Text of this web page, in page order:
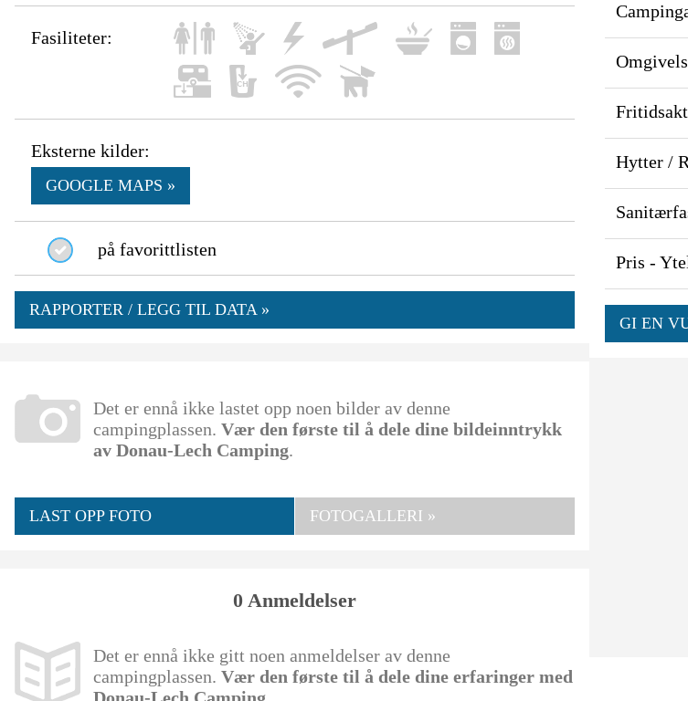
Fasiliteter:
Eksterne kilder:
GOOGLE MAPS »
på favorittlisten
RAPPORTER / LEGG TIL DATA »
Det er ennå ikke lastet opp noen bilder av denne
campingplassen.Vær den første til å dele dine bildeinntrykk
av Donau-Lech Camping.
LAST OPP FOTO FOTOGALLERI »
0 Anmeldelser
Det er ennå ikke gitt noen anmeldelser av denne
campingplassen.Vær den første til å dele dine erfaringer med
Hytter /
Pris -
GI EN